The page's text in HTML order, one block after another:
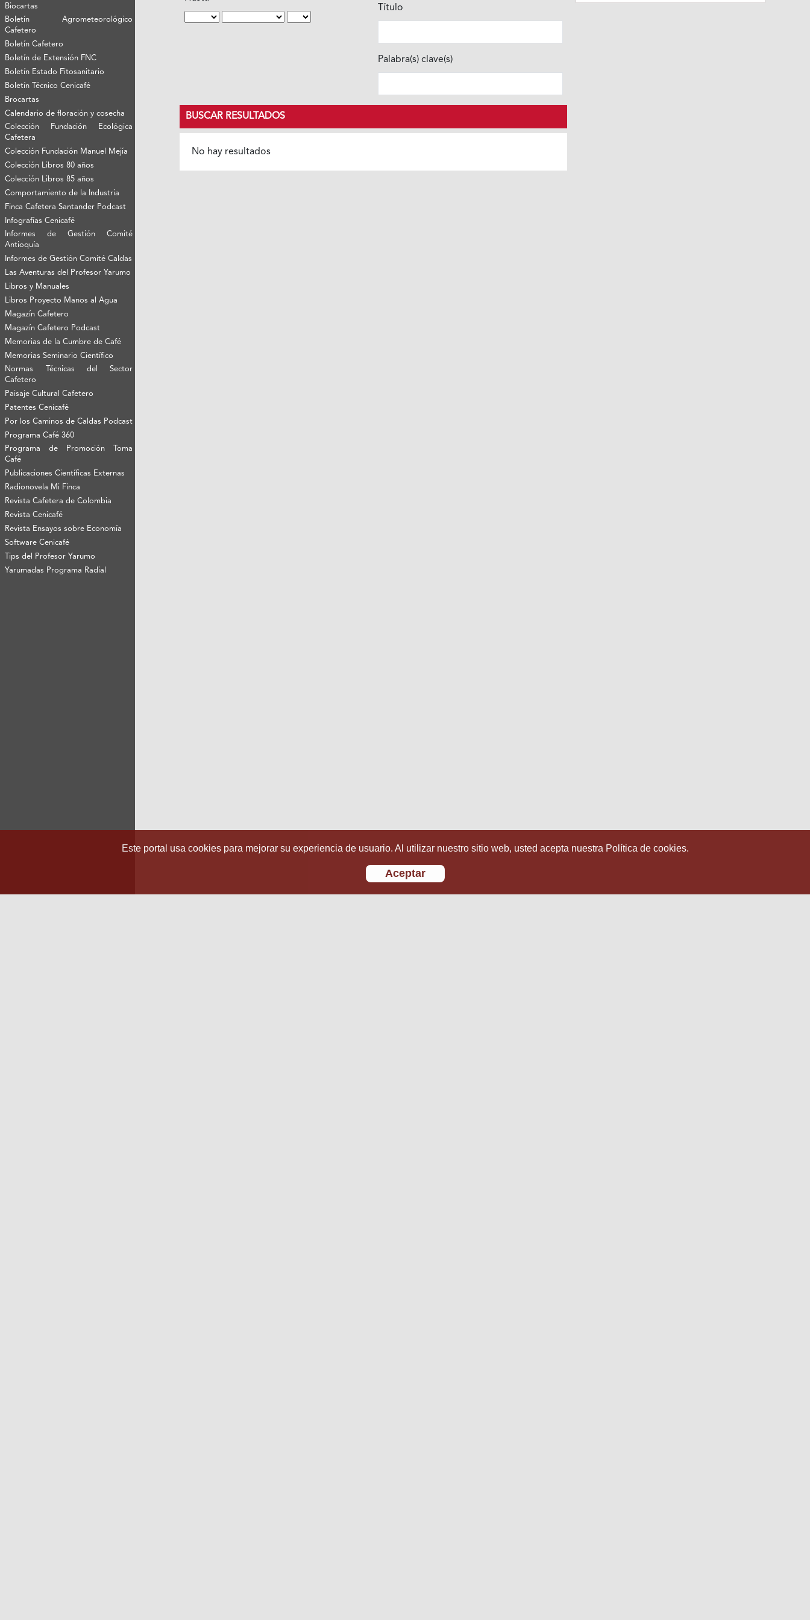
Biocartas
Boletín Agrometeorológico
Cafetero
Boletín Cafetero
Boletín de Extensión FNC
Boletín Estado Fitosanitario
Boletín Técnico Cenicafé
Brocartas
Calendario de floración y cosecha
Colección Fundación Ecológica
Cafetera
Colección Fundación Manuel Mejía
Colección Libros 80 años
Colección Libros 85 años
Comportamiento de la Industria
Finca Cafetera Santander Podcast
Infografías Cenicafé
Informes de Gestión Comité
Antioquía
Informes de Gestión Comité Caldas
Las Aventuras del Profesor Yarumo
Libros y Manuales
Libros Proyecto Manos al Agua
Magazín Cafetero
Magazín Cafetero Podcast
Memorias de la Cumbre de Café
Memorias Seminario Científico
Normas Técnicas del Sector
Cafetero
Paisaje Cultural Cafetero
Patentes Cenicafé
Por los Caminos de Caldas Podcast
Programa Café 360
Programa de Promoción Toma
Café
Publicaciones Científicas Externas
Radionovela Mi Finca
Revista Cafetera de Colombia
Revista Cenicafé
Revista Ensayos sobre Economía
Software Cenicafé
Tips del Profesor Yarumo
Yarumadas Programa Radial
Título
Palabra(s) clave(s)
BUSCAR RESULTADOS
No hay resultados
Este portal usa cookies para mejorar su experiencia de usuario. Al utilizar nuestro sitio web, usted acepta nuestra Política de cookies.
Aceptar